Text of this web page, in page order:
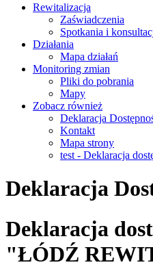
Rewitalizacja
Zaświadczenia
Spotkania i
Działania
Mapa działań
Monitoring zmian
Pliki do pobrania
Mapy
Zobacz również
Deklaracja
Kontakt
Mapa strony
test - Deklaracja
Deklaracja
Deklaracja
"ŁÓDŹ